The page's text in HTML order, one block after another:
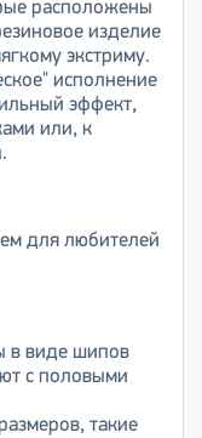
расположены
изделие
экстриму.
исполнение
эффект,
или, к
для любителей
в виде шипов
с половыми
такие